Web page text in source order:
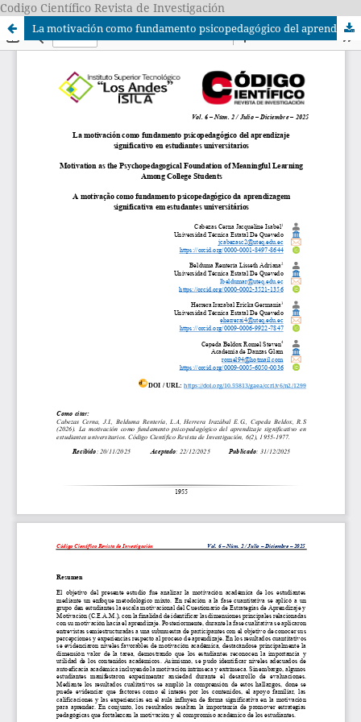
Codigo Científico Revista de Investigación
La motivación como fundamento psicopedagógico del aprendizaje significativo en estudiantes universitarios